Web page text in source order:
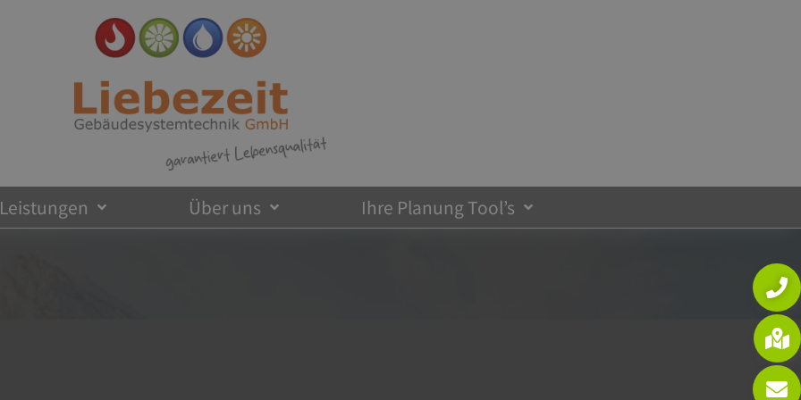
Leistungen Über uns Ihre Planung Tool’s